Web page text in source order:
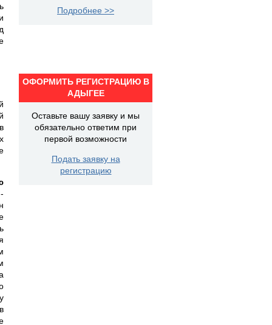
-
Подробнее >>
ОФОРМИТЬ РЕГИСТРАЦИЮ В
АДЫГЕЕ
Оставьте вашу заявку и мы
обязательно ответим при
первой возможности
Подать заявку на
регистрацию